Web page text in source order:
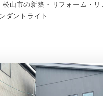
松山市の新築・リフォーム・
ダントライト